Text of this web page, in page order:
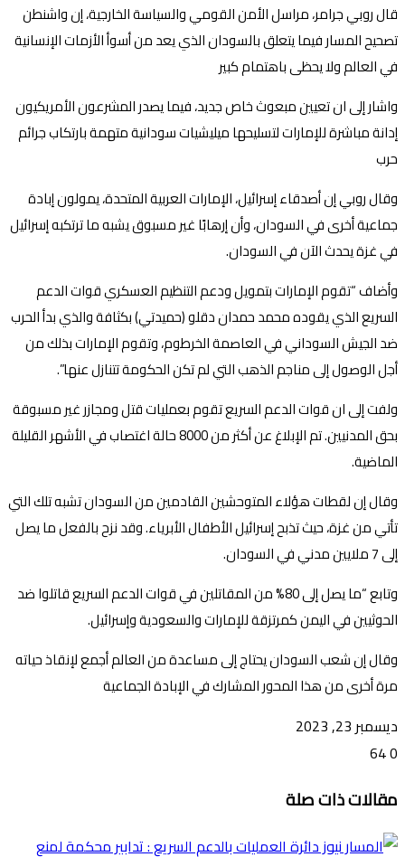
قال روبي جرامر، مراسل الأمن القومي والسياسة الخارجية، إن واشنطن
تصحيح المسار فيما يتعلق بالسودان الذي يعد من أسوأ الأزمات الإنسانية
في العالم ولا يحظى باهتمام كبير
واشار إلى ان تعيين مبعوث خاص جديد، فيما يصدر المشرعون الأمريكيون
إدانة مباشرة للإمارات لتسليحها ميليشيات سودانية متهمة بارتكاب جرائم
حرب
وقال روبي إن أصدقاء إسرائيل، الإمارات العربية المتحدة، يمولون إبادة
جماعية أخرى في السودان، وأن إرهابًا غير مسبوق يشبه ما ترتكبه إسرائيل
في غزة يحدث الآن في السودان.
وأضاف “تقوم الإمارات بتمويل ودعم التنظيم العسكري قوات الدعم
السريع الذي يقوده محمد حمدان دقلو (حميدتي) بكثافة والذي بدأ الحرب
ضد الجيش السوداني في العاصمة الخرطوم، وتقوم الإمارات بذلك من
أجل الوصول إلى مناجم الذهب التي لم تكن الحكومة تتنازل عنها”.
ولفت إلى ان قوات الدعم السريع تقوم بعمليات قتل ومجازر غير مسبوقة
بحق المدنيين. تم الإبلاغ عن أكثر من 8000 حالة اغتصاب في الأشهر القليلة
الماضية.
وقال إن لقطات هؤلاء المتوحشين القادمين من السودان تشبه تلك التي
تأتي من غزة، حيث تذبح إسرائيل الأطفال الأبرياء. وقد نزح بالفعل ما يصل
إلى 7 ملايين مدني في السودان.
وتابع “ما يصل إلى 80% من المقاتلين في قوات الدعم السريع قاتلوا ضد
الحوثيين في اليمن كمرتزقة للإمارات والسعودية وإسرائيل.
وقال إن شعب السودان يحتاج إلى مساعدة من العالم أجمع لإنقاذ حياته
مرة أخرى من هذا المحور المشارك في الإبادة الجماعية
ديسمبر 23, 2023
0
عبر
البريد
مقالات ذات صلة